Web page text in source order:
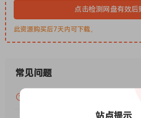
点击检测网盘有效后
此资源购买后7天内可下载。
常见问题
站点提示